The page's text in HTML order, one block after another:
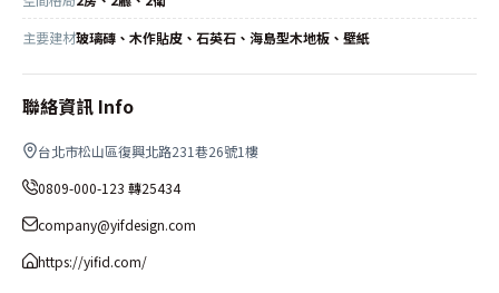
主要建材玻璃磚、木作貼皮、石英石、海島型木地板、壁紙
聯絡資訊 Info
台北市松山區復興北路231巷26號1樓
0809-000-123 轉25434
company@yifdesign.com
https://yifid.com/